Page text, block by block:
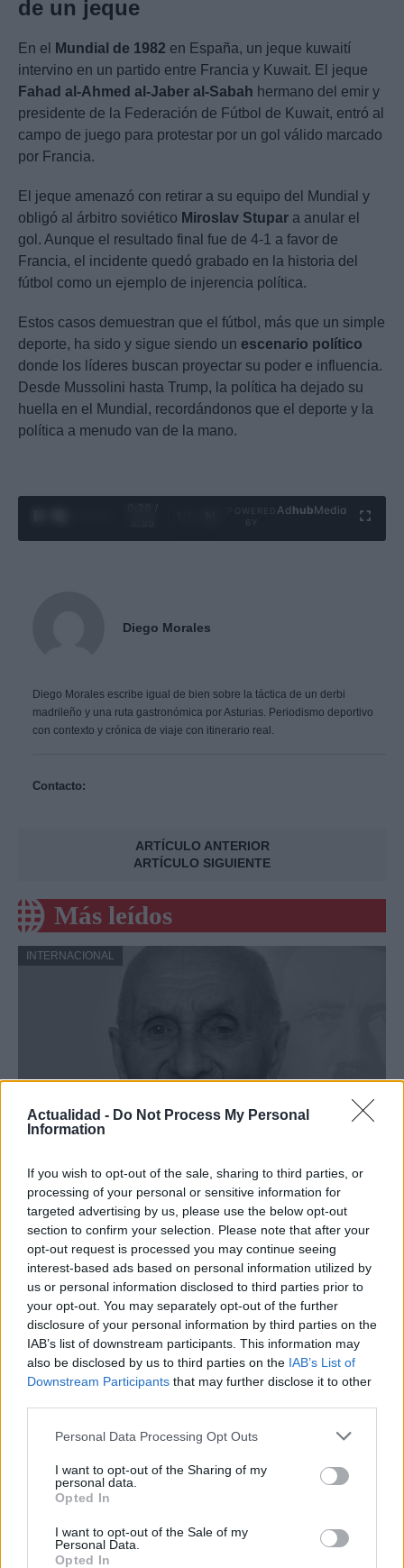
Actualidad - Do Not Process My Personal
Information
If you wish to opt-out of the sale, sharing to third parties, or
processing of your personal or sensitive information for
targeted advertising by us, please use the below opt-out
section to confirm your selection. Please note that after your
opt-out request is processed you may continue seeing
interest-based ads based on personal information utilized by
us or personal information disclosed to third parties prior to
your opt-out. You may separately opt-out of the further
disclosure of your personal information by third parties on the
IAB’s list of downstream participants. This information may
also be disclosed by us to third parties on the IAB’s List of
Downstream Participants that may further disclose it to other
Please note that this website/app uses one or more Google
not limited to your visit or usage behaviour. You may click to
grant or deny consent to Google and its third-party tags to
use your data for below specified purposes in below Google
consent section.
Personal Data Processing Opt Outs
I want to opt-out of the Sharing of my
personal data.
Opted In
I want to opt-out of the Sale of my
Personal Data.
Opted In
de un jeque
En el Mundial de 1982 en España, un jeque kuwaití
intervino en un partido entre Francia y Kuwait. El jeque
Fahad al-Ahmed al-Jaber al-Sabah hermano del emir y
presidente de la Federación de Fútbol de Kuwait, entró al
campo de juego para protestar por un gol válido marcado
por Francia.
El jeque amenazó con retirar a su equipo del Mundial y
obligó al árbitro soviético Miroslav Stupar a anular el
gol. Aunque el resultado final fue de 4-1 a favor de
Francia, el incidente quedó grabado en la historia del
fútbol como un ejemplo de injerencia política.
Estos casos demuestran que el fútbol, más que un simple
deporte, ha sido y sigue siendo un escenario político
donde los líderes buscan proyectar su poder e influencia.
Desde Mussolini hasta Trump, la política ha dejado su
huella en el Mundial, recordándonos que el deporte y la
política a menudo van de la mano.
Ad hubMedia
Diego Morales
Diego Morales escribe igual de bien sobre la táctica de un derbi
madrileño y una ruta gastronómica por Asturias. Periodismo deportivo
con contexto y crónica de viaje con itinerario real.
Contacto:
ARTÍCULO ANTERIOR
ARTÍCULO SIGUIENTE
Más leídos
INTERNACIONAL
Argentina: Un hombre de 128 años
anuncia al mundo que es Adolf Hitler
Un hombre de origen alemán que vive en…
INTERNACIONAL
Productos locales y más vuelos: Binter
refuerza su apuesta por Canarias
Binter no solo conecta las islas, sino que…